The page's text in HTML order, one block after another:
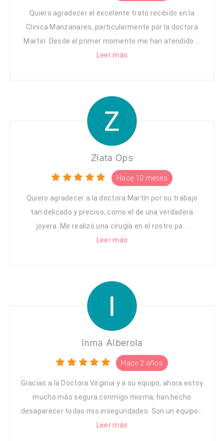
Quiero agradecer el excelente trato recibido en la
Clinica Manzanares, particularmente por la doctora
Martin. Desde el primer momento me han atendido ...
Leer más
Zlata Ops
Hace 10 meses
Quiero agradecer a la doctora Martín por su trabajo
tan delicado y preciso, como el de una verdadera
joyera. Me realizó una cirugía en el rostro pa...
Leer más
Inma Alberola
Hace 2 años
Gracias a la Doctora Virginia y a su equipo, ahora estoy
mucho más segura conmigo misma, han hecho
desaparecer todas mis inseguridades. Son un equipo...
Leer más